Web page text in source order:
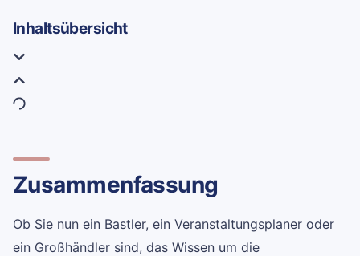
Inhaltsübersicht
Zusammenfassung
Ob Sie nun ein Bastler, ein Veranstaltungsplaner oder
ein Großhändler sind, das Wissen um die